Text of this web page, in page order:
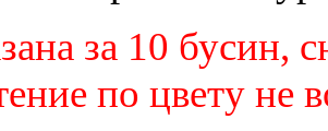
за 10 бусин,
по цвету не